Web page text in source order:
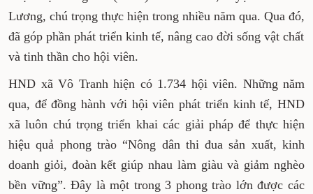
Lương, chú trọng thực hiện trong nhiều năm qua. Qua đó,
đã góp phần phát triển kinh tế, nâng cao đời sống vật chất
và tinh thần cho hội viên.
HND xã Vô Tranh hiện có 1.734 hội viên. Những năm
qua, để đồng hành với hội viên phát triển kinh tế, HND
xã luôn chú trọng triển khai các giải pháp để thực hiện
hiệu quả phong trào “Nông dân thi đua sản xuất, kinh
doanh giỏi, đoàn kết giúp nhau làm giàu và giảm nghèo
bền vững”. Đây là một trong 3 phong trào lớn được các